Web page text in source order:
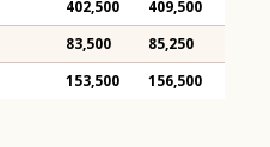
402,500 409,500
83,500 85,250
153,500 156,500